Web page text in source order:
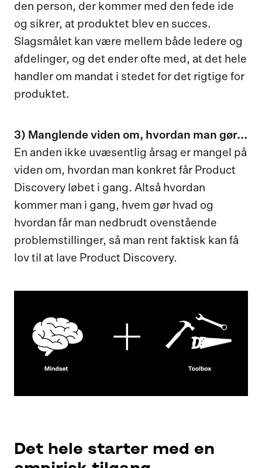
den person, der kommer med den fede ide
og sikrer, at produktet blev en succes.
Slagsmålet kan være mellem både ledere og
afdelinger, og det ender ofte med, at det hele
handler om mandat i stedet for det rigtige for
produktet.
3) Manglende viden om, hvordan man gør...
En anden ikke uvæsentlig årsag er mangel på
viden om, hvordan man konkret får Product
Discovery løbet i gang. Altså hvordan
kommer man i gang, hvem gør hvad og
hvordan får man nedbrudt ovenstående
problemstillinger, så man rent faktisk kan få
lov til at lave Product Discovery.
Det hele starter med en